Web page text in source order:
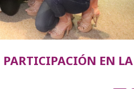
EN LA